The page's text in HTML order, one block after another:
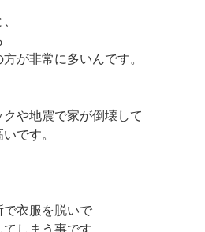
が非常に多いんです。
や地震で家が倒壊して
です。
で衣服を脱いで
しまう事です。